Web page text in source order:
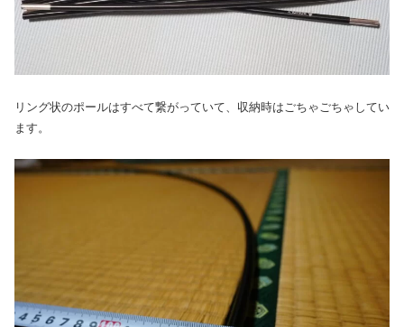
リング状のポールはすべて繋がっていて、収納時はごちゃごちゃしてい
ます。